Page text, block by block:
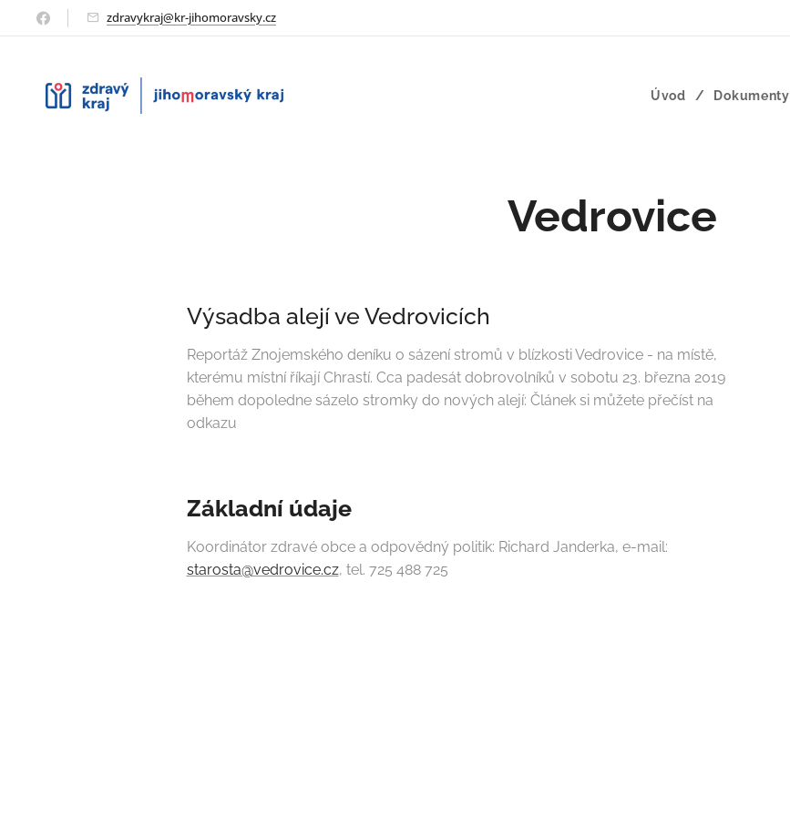
zdravykraj@kr-jihomoravsky.cz
Úvod Dokumenty
Vedrovice
Výsadba alejí ve Vedrovicích
Reportáž Znojemského deníku o sázení stromů v blízkosti Vedrovice - na místě,
kterému místní říkají Chrastí. Cca padesát dobrovolníků v sobotu 23. března 2019
během dopoledne sázelo stromky do nových alejí: Článek si můžete přečíst na
odkazu
Základní údaje
Koordinátor zdravé obce a odpovědný politik: Richard Janderka, e-mail:
starosta@vedrovice.cz, tel. 725 488 725